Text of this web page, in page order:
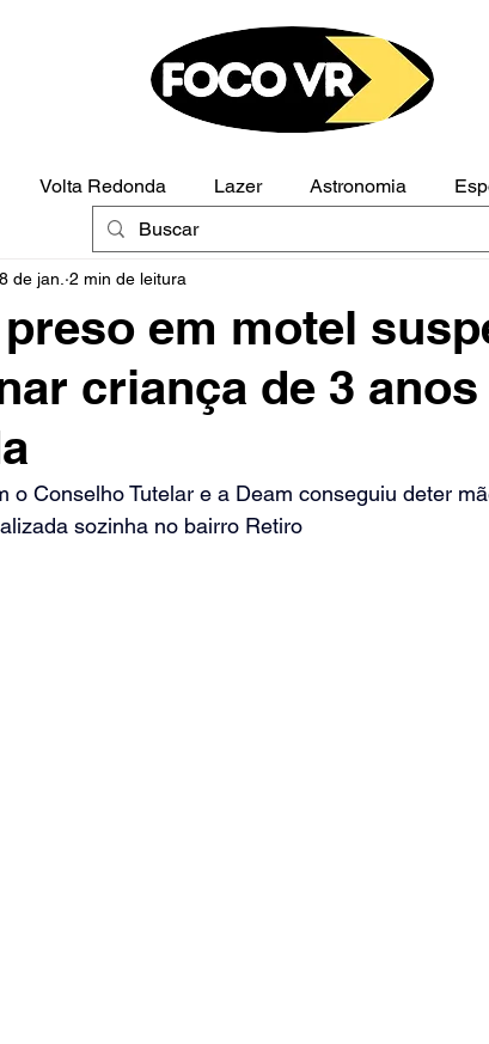
Volta Redonda Lazer Astronomia
Polícia Opinião
em motel
criança de 3 anos
8 de jan. 2 min de leitura
o Conselho Tutelar e a Deam conseguiu deter
sozinha no bairro Retiro